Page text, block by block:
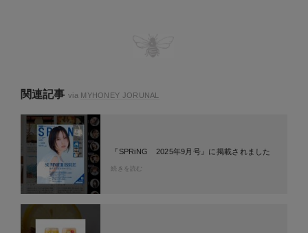
関連記事via MYHONEY JORUNAL
『SPRiNG 2025年9月号』に掲載されました
続きを読む